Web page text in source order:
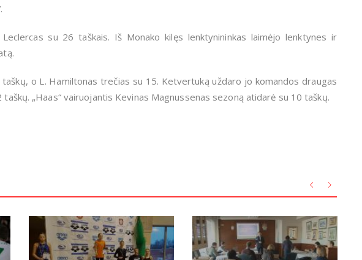
su 26 taškais. Iš Monako kilęs lenktynininkas laimėjo lenktynes ir
taškų, o L. Hamiltonas trečias su 15. Ketvertuką uždaro jo komandos draugas
„Haas“ vairuojantis Kevinas Magnussenas sezoną atidarė su 10 taškų.